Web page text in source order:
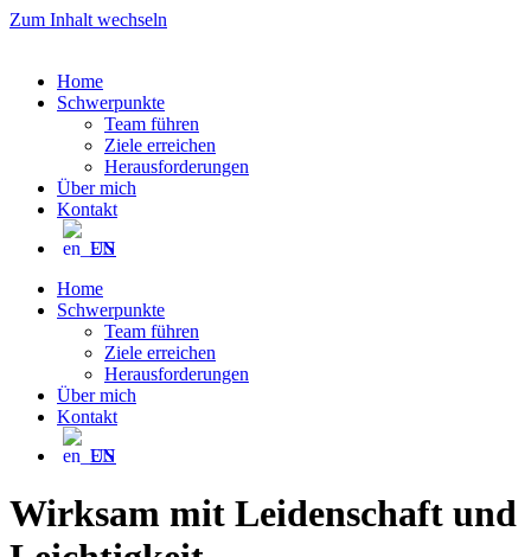
Zum Inhalt wechseln
Home
Schwerpunkte
Team führen
Ziele erreichen
Herausforderungen
Über mich
Kontakt
EN
Home
Schwerpunkte
Team führen
Ziele erreichen
Herausforderungen
Über mich
Kontakt
EN
Wirksam mit Leidenschaft und